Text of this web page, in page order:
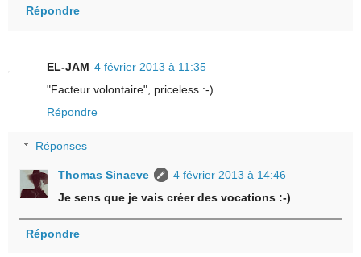
Répondre
EL-JAM 4 février 2013 à 11:35
"Facteur volontaire", priceless :-)
Répondre
Réponses
Thomas Sinaeve
4 février 2013 à 14:46
Je sens que je vais créer des vocations :-)
Répondre